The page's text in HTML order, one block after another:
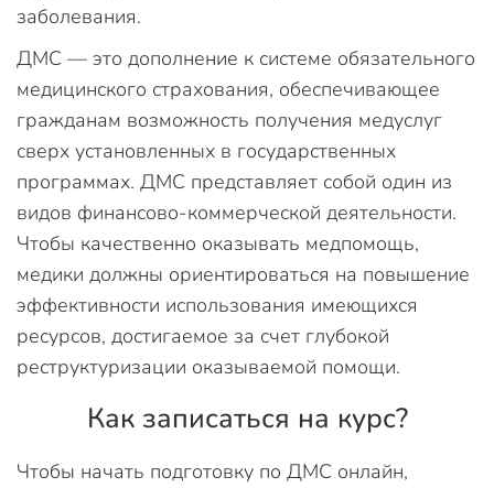
заболевания.
ДМС — это дополнение к системе обязательного
медицинского страхования, обеспечивающее
гражданам возможность получения медуслуг
сверх установленных в государственных
программах. ДМС представляет собой один из
видов финансово-коммерческой деятельности.
Чтобы качественно оказывать медпомощь,
медики должны ориентироваться на повышение
эффективности использования имеющихся
ресурсов, достигаемое за счет глубокой
реструктуризации оказываемой помощи.
Как записаться на курс?
Чтобы начать подготовку по ДМС онлайн,